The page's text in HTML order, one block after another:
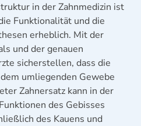
in der Zahnmedizin ist
Funktionalität und die
erheblich. Mit der
und der genauen
sicherstellen, dass die
umliegenden Gewebe
Zahnersatz kann in der
des Gebisses
des Kauens und